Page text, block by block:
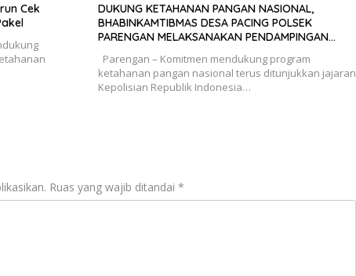
Cek
DUKUNG KETAHANAN PANGAN NASIONAL,
BHABINKAMTIBMAS DESA PACING POLSEK
PARENGAN MELAKSANAKAN PENDAMPINGAN
Parengan – Komitmen mendukung program
ketahanan pangan nasional terus ditunjukkan jajaran
Kepolisian Republik Indonesia…
Ruas yang wajib ditandai *